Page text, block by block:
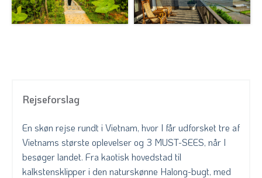
Rejseforslag
En skøn rejse rundt i Vietnam, hvor I får udforsket tre af
Vietnams største oplevelser og 3 MUST-SEES, når I
besøger landet. Fra kaotisk hovedstad til
kalkstensklipper i den naturskønne Halong-bugt, med